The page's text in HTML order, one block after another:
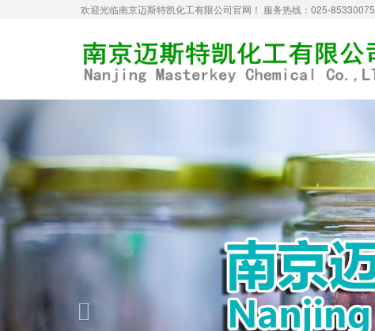
欢迎光临南京迈斯特凯化工有限公司官网！ 服务热线：025-85330075